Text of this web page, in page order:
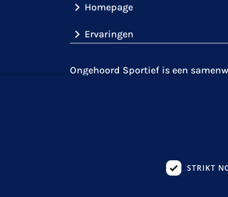
Homepage
Ervaringen
Ongehoord Sportief is een
aan om de sportparticipatie
de belemmeringen uit de weg te
STRIKT